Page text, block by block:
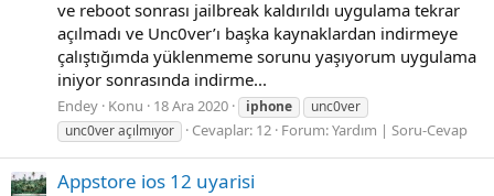
ve reboot sonrası jailbreak kaldırıldı uygulama tekrar
açılmadı ve Unc0ver’ı başka kaynaklardan indirmeye
çalıştığımda yüklenmeme sorunu yaşıyorum uygulama
iniyor sonrasında indirme...
Endey Konu 18 Ara 2020 iphone
unc0ver
unc0ver açılmıyor
Cevaplar: 12 Forum:Yardım | Soru-Cevap
Appstore ios 12 uyarisi